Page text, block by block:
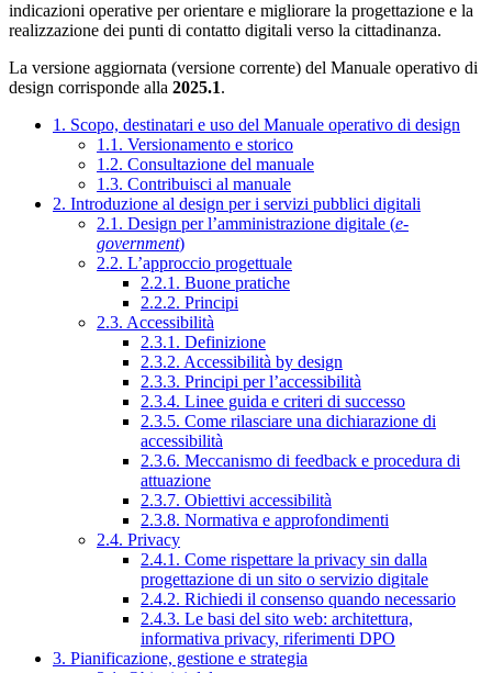
indicazioni operative per orientare e migliorare la progettazione e la
realizzazione dei punti di contatto digitali verso la cittadinanza.
La versione aggiornata (versione corrente) del Manuale operativo di
design corrisponde alla 2025.1.
1. Scopo, destinatari e uso del Manuale operativo di design
1.1. Versionamento e storico
1.2. Consultazione del manuale
1.3. Contribuisci al manuale
2. Introduzione al design per i servizi pubblici digitali
2.1. Design per l’amministrazione digitale (e-
government)
2.2. L’approccio progettuale
2.2.1. Buone pratiche
2.2.2. Principi
2.3. Accessibilità
2.3.1. Definizione
2.3.2. Accessibilità by design
2.3.3. Principi per l’accessibilità
2.3.4. Linee guida e criteri di successo
2.3.5. Come rilasciare una dichiarazione di
accessibilità
2.3.6. Meccanismo di feedback e procedura di
attuazione
2.3.7. Obiettivi accessibilità
2.3.8. Normativa e approfondimenti
2.4. Privacy
2.4.1. Come rispettare la privacy sin dalla
progettazione di un sito o servizio digitale
2.4.2. Richiedi il consenso quando necessario
2.4.3. Le basi del sito web: architettura,
informativa privacy, riferimenti DPO
3. Pianificazione, gestione e strategia